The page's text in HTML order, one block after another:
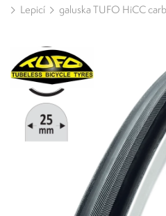
Lepicí
galuska TUFO HiCC